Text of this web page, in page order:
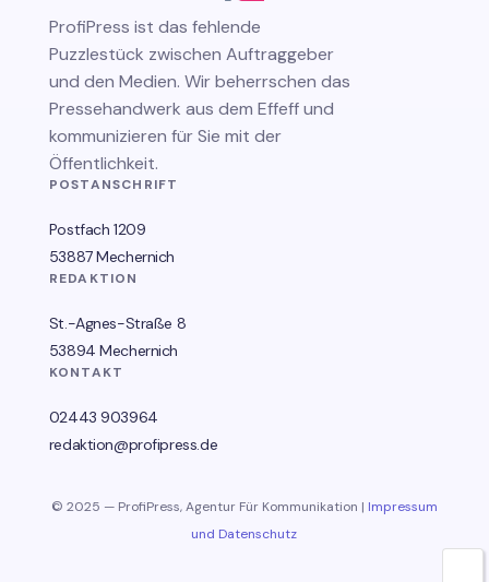
ProfiPress ist das fehlende
Puzzlestück zwischen Auftraggeber
und den Medien. Wir beherrschen das
Pressehandwerk aus dem Effeff und
kommunizieren für Sie mit der
Öffentlichkeit.
POSTANSCHRIFT
Postfach 1209
53887 Mechernich
REDAKTION
St.-Agnes-Straße 8
53894 Mechernich
KONTAKT
02443 903964
redaktion@profipress.de
© 2025 — ProfiPress, Agentur Für Kommunikation | Impressum
und Datenschutz